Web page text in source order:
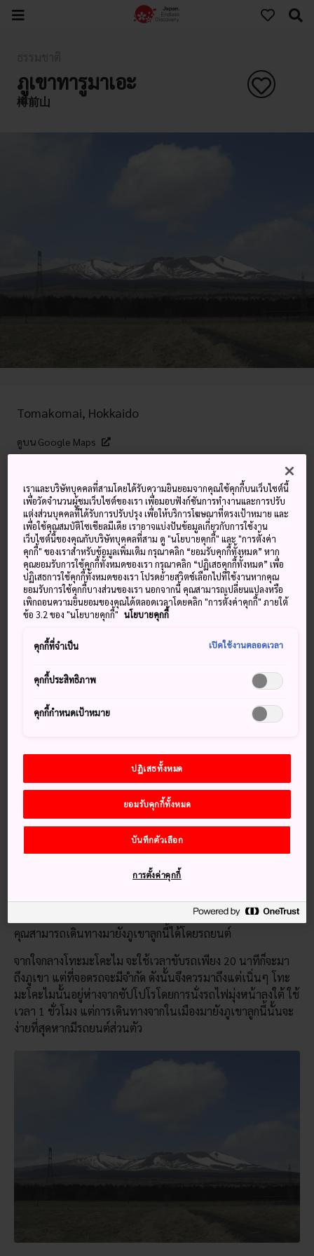
ภูเขาทารูมาเอะ
樽前山
Tomakomai, Hokkaido
ดูบน Google Maps
คำสำคัญ แผนที่
เดินเขาขึ้นภูเขาไฟที่หลับสงบ
ภูเขาทารุมาเอะตั้งอยู่ระหว่างชายฝั่งของฮอกไกโดกับทะเลสาบชิ
โคะสึ
เมื่อขึ้นไปถึงยอด คุณจะได้ชมโดมลาวาอย่างใกล้ชิด รวม
ถึงกำมะถันคุกรุ่นลอยเป็นควันอยู่รอบๆ การเดินเขาจากบริเวณ
ลานจอดรถขึ้นไปถึงยอดนั้นทำได้โดยง่ายและใช้เวลา 1 ชั่วโมง
แต่หากคุณไม่เร่งรีบ ขอแนะนำให้เดินชมตามเส้นทางรอบปล่อง
ภูเขาไฟ ซึ่งจะใช้เวลาอีก 1 ชั่วโมง
พลาดไม่ได้
เส้นทางไฮกิ้งที่เดินง่ายและน่าตื่นตาตื่นใจ
ชมใบไม้เปลี่ยนสีในฤดูใบไม้ร่วง
วิวทิวทัศน์ของมหาสมุทรและทะเลสาบ
วิธีการเดินทาง
คุณสามารถเดินทางมายังภูเขาลูกนี้ได้โดยรถยนต์
จากใจกลางโทะมะโคะไม จะใช้เวลาขับรถเพียง 20 นาทีก็จะมา
ถึงภูเขา แต่ที่จอดรถจะมีจำกัด ดังนั้นจึงควรมาถึงแต่เนิ่นๆ โทะ
มะโคะไมนั้นอยู่ห่างจากซัปโปโรโดยการนั่งรถไฟมุ่งหน้าลงใต้ ใช้
เวลา 1 ชั่วโมง แต่การเดินทางจากในเมืองมายังภูเขาลูกนี้นั้นจะ
ง่ายที่สุดหากมีรถยนต์ส่วนตัว
เราและบริษัทบุคคลที่สามโดยได้รับความยินยอมจากคุณใช้คุกกี้บนเว็บไซต์นี้
เพื่อวัดจำนวนผู้ชมเว็บไซต์ของเรา เพื่อมอบฟังก์ชันการทำงานและการปรับ
แต่งส่วนบุคคลที่ได้รับการปรับปรุง เพื่อให้บริการโฆษณาที่ตรงเป้าหมาย และ
เพื่อใช้คุณสมบัติโซเชียลมีเดีย เราอาจแบ่งปันข้อมูลเกี่ยวกับการใช้งาน
เว็บไซต์นี้ของคุณกับบริษัทบุคคลที่สาม ดู "นโยบายคุกกี้" และ "การตั้งค่า
คุกกี้" ของเราสำหรับข้อมูลเพิ่มเติม กรุณาคลิก “ยอมรับคุกกี้ทั้งหมด” หาก
คุณยอมรับการใช้คุกกี้ทั้งหมดของเรา กรุณาคลิก “ปฏิเสธคุกกี้ทั้งหมด” เพื่อ
ปฏิเสธการใช้คุกกี้ทั้งหมดของเรา โปรดย้ายสวิตช์เลือกไปที่ใช้งานหากคุณ
ยอมรับการใช้คุกกี้บางส่วนของเรา นอกจากนี้ คุณสามารถเปลี่ยนแปลงหรือ
เพิกถอนความยินยอมของคุณได้ตลอดเวลาโดยคลิก "การตั้งค่าคุกกี้" ภายใต้
ข้อ 3.2 ของ "นโยบายคุกกี้" นโยบายคุกกี้
คุกกี้ที่จำเป็น เปิดใช้งานตลอดเวลา
คุกกี้ประสิทธิภาพ
คุกกี้กำหนดเป้าหมาย
ปฏิเสธทั้งหมด
ยอมรับคุกกี้ทั้งหมด
บันทึกตัวเลือก
การตั้งค่าคุกกี้